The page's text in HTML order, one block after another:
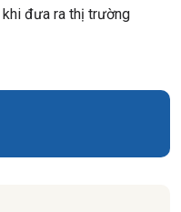
khi đưa ra thị trường